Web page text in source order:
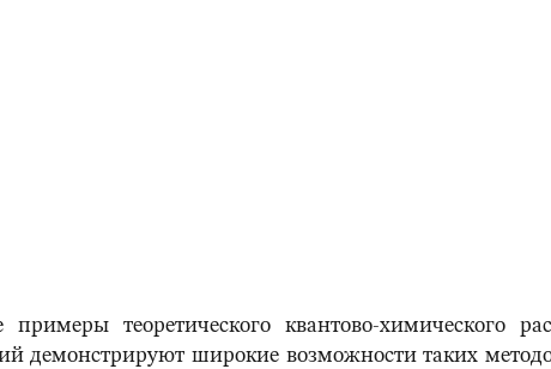
теоретического квантово-химического
демонстрируют широкие возможности таких